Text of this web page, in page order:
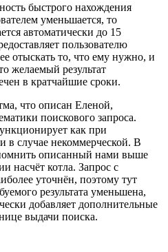
быстрого нахождения
уменьшается, то
автоматически до 15
пользователю
отыскать то, что ему нужно, и
желаемый результат
в кратчайшие сроки.
что описан Еленой,
поискового запроса.
как при
в случае некоммерческой. В
описанный нами выше
насчёт котла. Запрос с
уточнён, поэтому тут
результата уменьшена,
добавляет дополнительные
выдачи поиска.